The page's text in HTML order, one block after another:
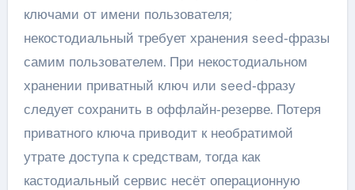
ключами от имени пользователя;
некостодиальный требует хранения seed‑фразы
самим пользователем. При некостодиальном
хранении приватный ключ или seed‑фразу
следует сохранить в оффлайн‑резерве. Потеря
приватного ключа приводит к необратимой
утрате доступа к средствам, тогда как
кастодиальный сервис несёт операционную